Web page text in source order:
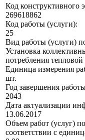
Код конструктивного
269618862
Код работы (услуги):
25
Вид работы (услуги)
Установка
потребления тепловой
Единица измерения
шт.
Год завершения
2043
Дата актуализации
13.06.2017
Объем работ (услуг)
соответствии с